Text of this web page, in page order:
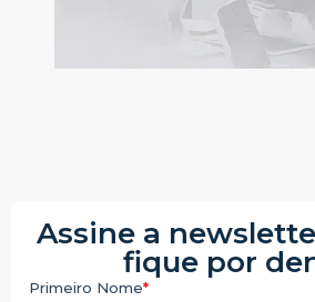
Assine a
fique por